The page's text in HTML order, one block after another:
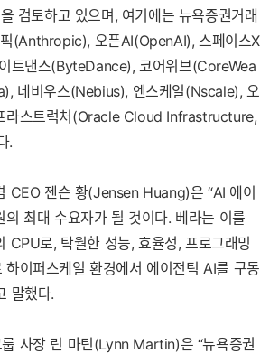
검토하고 있으며, 여기에는 뉴욕증권거래
(Anthropic), 오픈AI(OpenAI), 스페이스X
트댄스(ByteDance), 코어위브(CoreWea
네비우스(Nebius), 엔스케일(Nscale), 오
라스트럭처(Oracle Cloud Infrastructure,
.
CEO 젠슨 황(Jensen Huang)은 “AI 에이
의 최대 수요자가 될 것이다. 베라는 이를
CPU로, 탁월한 성능, 효율성, 프로그래밍
하이퍼스케일 환경에서 에이전틱 AI를 구동
말했다.
사장 린 마틴(Lynn Martin)은 “뉴욕증권